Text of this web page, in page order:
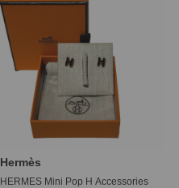
Hermès
HERMES Mini Pop H Accessories